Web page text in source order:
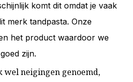
komt dit omdat je vaak
merk tandpasta. Onze
het product waardoor we
zijn.
wel neigingen genoemd,